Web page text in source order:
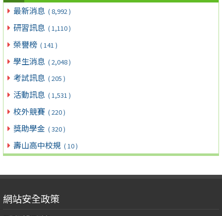
最新消息 ( 8,992 )
研習訊息 ( 1,110 )
榮譽榜 ( 141 )
學生消息 ( 2,048 )
考試訊息 ( 205 )
活動訊息 ( 1,531 )
校外競賽 ( 220 )
獎助學金 ( 320 )
壽山高中校規 ( 10 )
網站安全政策